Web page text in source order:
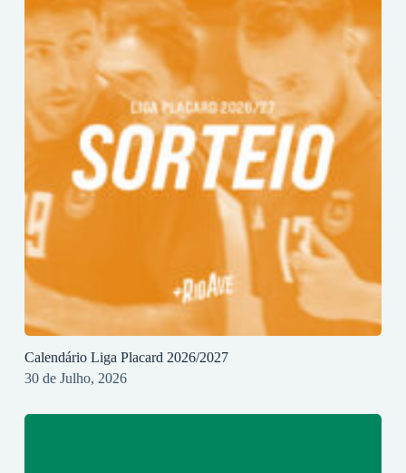
Calendário Liga Placard 2026/2027
30 de Julho, 2026